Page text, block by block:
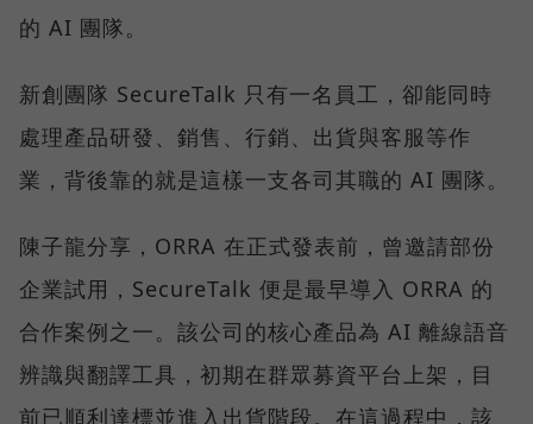
的 AI 團隊。
新創團隊 SecureTalk 只有一名員工，卻能同時
處理產品研發、銷售、行銷、出貨與客服等作
業，背後靠的就是這樣一支各司其職的 AI 團隊。
陳子龍分享，ORRA 在正式發表前，曾邀請部份
企業試用，SecureTalk 便是最早導入 ORRA 的
合作案例之一。該公司的核心產品為 AI 離線語音
辨識與翻譯工具，初期在群眾募資平台上架，目
前已順利達標並進入出貨階段。在這過程中，該